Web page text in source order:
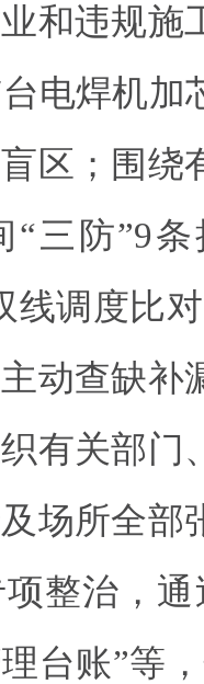
和违规施
电焊机
区；围绕
“三防”9
线调度比
动查缺补
有关部门
场所全部
整治，
台账”等